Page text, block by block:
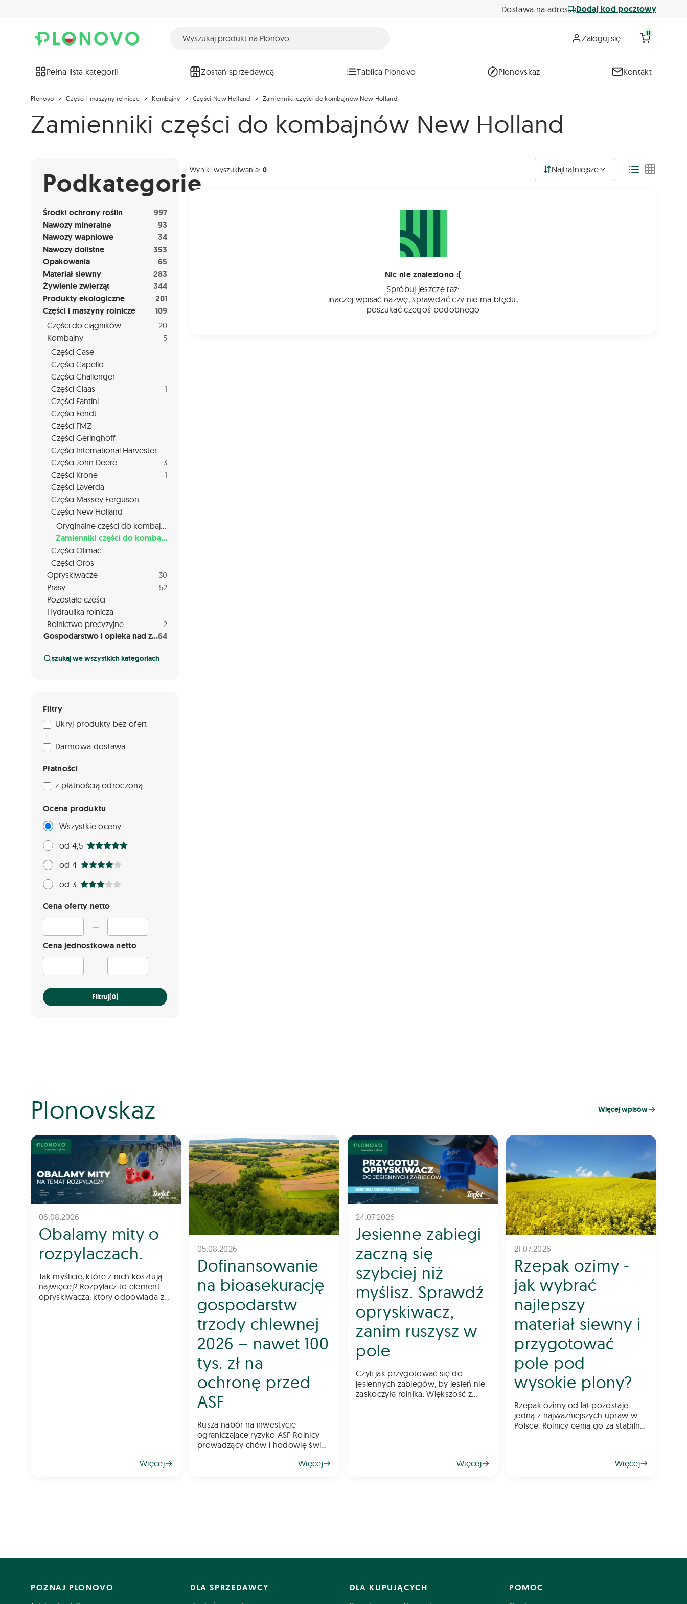
Dostawa na adres Dodaj kod pocztowy
Zaloguj się 0
Pełna lista kategorii Zostań sprzedawcą Tablica Plonovo Plonovskaz Kontakt
Plonovo Części i maszyny rolnicze Kombajny Części New Holland Zamienniki części do kombajnów New Holland
Zamienniki części do kombajnów New Holland
Podkategorie
Środki ochrony roślin
997
Nawozy mineralne
93
Nawozy wapniowe
34
Nawozy dolistne
353
Opakowania
65
Materiał siewny
283
Żywienie zwierząt
344
Produkty ekologiczne
201
Części i maszyny rolnicze
109
Części do ciągników
20
Kombajny
5
Części Case
Części Capello
Części Challenger
Części Claas
1
Części Fantini
Części Fendt
Części FMŻ
Części Geringhoff
Części International Harvester
Części John Deere
3
Części Krone
1
Części Laverda
Części Massey Ferguson
Części New Holland
Oryginalne części do kombajnów New Holland
Zamienniki części do kombajnów New Holland
Części Olimac
Części Oros
Opryskiwacze
30
Prasy
52
Pozostałe części
Hydraulika rolnicza
Rolnictwo precyzyjne
2
Gospodarstwo i opieka nad zwierzętami
64
szukaj we wszystkich kategoriach
Filtry
Ukryj produkty bez ofert
Darmowa dostawa
Płatności
z płatnością odroczoną
Ocena produktu
Wszystkie oceny
od 4,5
od 4
od 3
Cena oferty netto
—
Cena jednostkowa netto
—
Filtruj(0)
Wyniki wyszukiwania: 0 Najtrafniejsze
Nic nie znaleziono :(
Spróbuj jeszcze raz:
inaczej wpisać nazwę, sprawdzić czy nie ma błędu,
poszukać czegoś podobnego
Plonovskaz Więcej wpisów
06.08.2026
Obalamy mity o
rozpylaczach.
Jak myślicie, które z nich kosztują
najwięcej? Rozpylacz to element
opryskiwacza, który odpowiada za
Więcej
05.08.2026
Dofinansowanie
na bioasekurację
gospodarstw
trzody chlewnej
2026 – nawet 100
tys. zł na
ochronę przed
ASF
Rusza nabór na inwestycje
ograniczające ryzyko ASF Rolnicy
prowadzący chów i hodowlę świń
Więcej
24.07.2026
Jesienne zabiegi
zaczną się
szybciej niż
myślisz. Sprawdź
opryskiwacz,
zanim ruszysz w
pole
Czyli jak przygotować się do
jesiennych zabiegów, by jesień nie
zaskoczyła rolnika. Większość z
Więcej
21.07.2026
Rzepak ozimy -
jak wybrać
najlepszy
materiał siewny i
przygotować
pole pod
wysokie plony?
Rzepak ozimy od lat pozostaje
jedną z najważniejszych upraw w
Polsce. Rolnicy cenią go za stabilne
przedplonu. Aby jednak rzepak
Więcej
POZNAJ PLONOVO DLA SPRZEDAWCY DLA KUPUJĄCYCH POMOC